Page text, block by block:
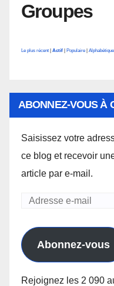
Groupes
Le plus récent | Actif | Populaire | Alphabétique
ABONNEZ-VOUS À
Saisissez votre
ce blog et recevoir
article par e-mail.
Adresse
mail
Abonnez-vous
Rejoignez les 2 090